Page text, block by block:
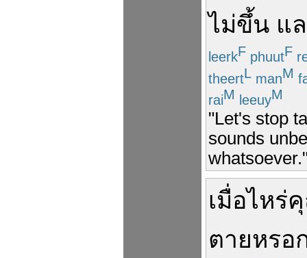
ไม่ขึ้น แ
leerkF phuutF
theertL manM
raiM leeuyM
"Let's stop
sounds
เมื่อไหร่
ตายหรอ